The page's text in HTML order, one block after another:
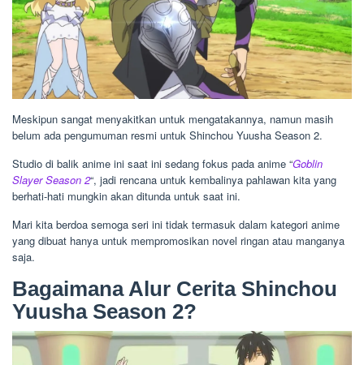
Meskipun sangat menyakitkan untuk mengatakannya, namun masih
belum ada pengumuman resmi untuk Shinchou Yuusha Season 2.
Studio di balik anime ini saat ini sedang fokus pada anime “Goblin
Slayer Season 2“, jadi rencana untuk kembalinya pahlawan kita yang
berhati-hati mungkin akan ditunda untuk saat ini.
Mari kita berdoa semoga seri ini tidak termasuk dalam kategori anime
yang dibuat hanya untuk mempromosikan novel ringan atau manganya
saja.
Bagaimana Alur Cerita Shinchou
Yuusha Season 2?